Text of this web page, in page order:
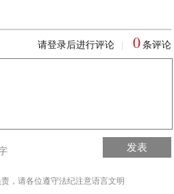
请登录后进行评论 0 条评论
发表
，请各位遵守法纪注意语言文明